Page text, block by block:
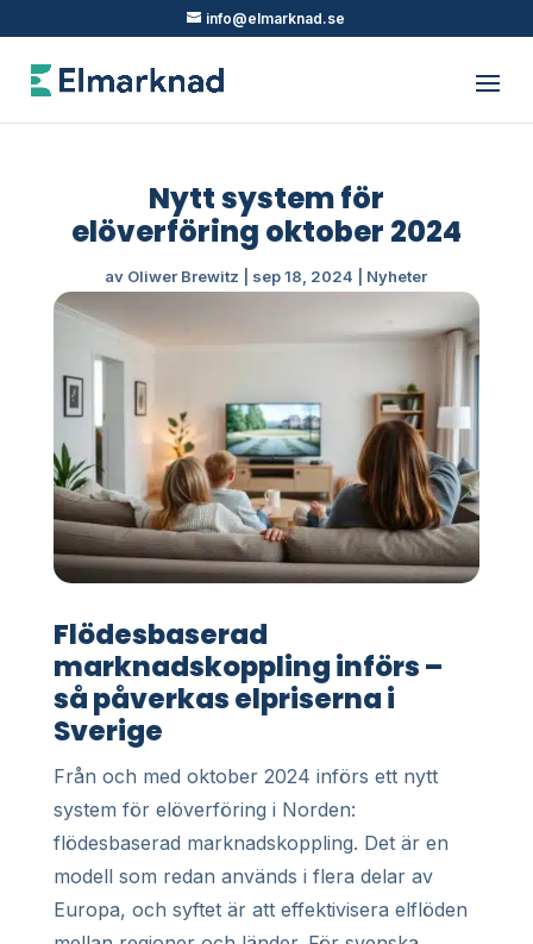
info@elmarknad.se
Nytt system för
elöverföring oktober 2024
av Oliwer Brewitz sep 18, 2024 Nyheter
Flödesbaserad
marknadskoppling införs –
så påverkas elpriserna i
Sverige
Från och med oktober 2024 införs ett nytt
system för elöverföring i Norden:
flödesbaserad marknadskoppling. Det är en
modell som redan används i flera delar av
Europa, och syftet är att effektivisera elflöden